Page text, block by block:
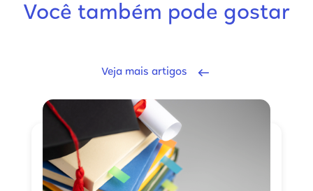
Você também pode gostar
Veja mais artigos